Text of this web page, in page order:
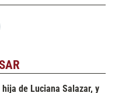
de Luciana Salazar, y